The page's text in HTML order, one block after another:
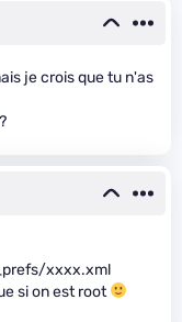
je crois que tu n'as
xxxx.xml
si on est root